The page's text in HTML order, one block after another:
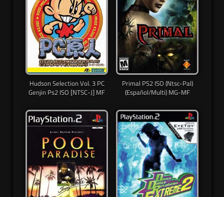
Hudson Selection Vol. 3 PC
Genjin Ps2 ISO [NTSC-J] MF
Primal PS2 ISO (Ntsc-Pal)
(Español/Multi) MG-MF